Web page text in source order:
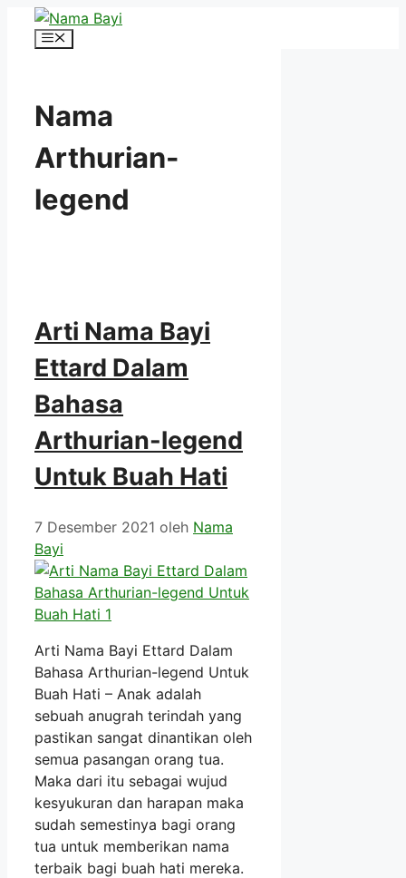
Langsung
Menu
Nama
Arthurian-
legend
Arti Nama Bayi
Ettard Dalam
Bahasa
Arthurian-legend
Untuk Buah Hati
7 Desember 2021 oleh Nama
Bayi
Arti Nama Bayi Ettard Dalam
Bahasa Arthurian-legend Untuk
Buah Hati – Anak adalah
sebuah anugrah terindah yang
pastikan sangat dinantikan oleh
semua pasangan orang tua.
Maka dari itu sebagai wujud
kesyukuran dan harapan maka
sudah semestinya bagi orang
tua untuk memberikan nama
terbaik bagi buah hati mereka.